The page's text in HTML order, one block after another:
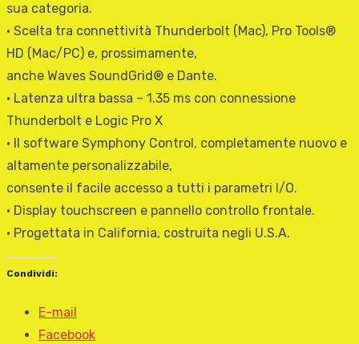
sua categoria.
• Scelta tra connettività Thunderbolt (Mac), Pro Tools®
HD (Mac/PC) e, prossimamente,
anche Waves SoundGrid® e Dante.
• Latenza ultra bassa – 1.35 ms con connessione
Thunderbolt e Logic Pro X
• Il software Symphony Control, completamente nuovo e
altamente personalizzabile,
consente il facile accesso a tutti i parametri I/O.
• Display touchscreen e pannello controllo frontale.
• Progettata in California, costruita negli U.S.A.
Condividi:
E-mail
Facebook